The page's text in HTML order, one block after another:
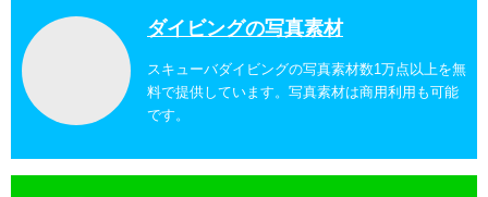
ダイビングの写真素材
スキューバダイビングの写真素材数1万点以上を無
料で提供しています。写真素材は商用利用も可能
です。